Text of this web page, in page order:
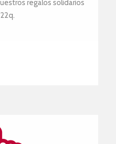
regalos solidarios